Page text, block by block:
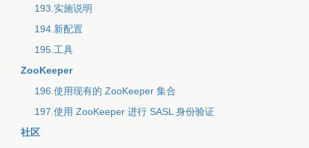
193.实施说明
194.新配置
195.工具
ZooKeeper
196.使用现有的 ZooKeeper 集合
197.使用 ZooKeeper 进行 SASL 身份验证
社区